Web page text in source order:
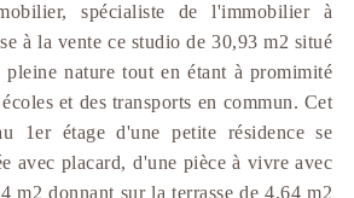
spécialiste de l'immobilier à
à la vente ce studio de 30,93 m2 situé
pleine nature tout en étant à promimité
et des transports en commun. Cet
1er étage d'une petite résidence se
avec placard, d'une pièce à vivre avec
m2 donnant sur la terrasse de 4,64 m2